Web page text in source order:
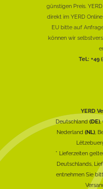
günstigen Preis.
direkt im YERD
EU bitte auf
können wir
Tel.: +49
YERD
Deutschland(DE),
Nederland (NL),
* Lieferzeiten
Deutschlands,
entnehmen Sie